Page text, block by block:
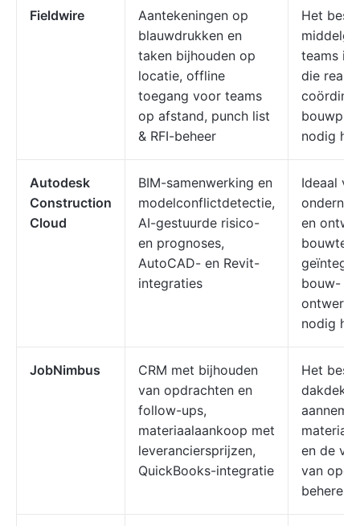
Fieldwire
Aantekeningen op
blauwdrukken en
taken bijhouden op
locatie, offline
toegang voor teams
op afstand, punch list
& RFI-beheer
Het
teams in
die
nodig
Autodesk
Construction
Cloud
BIM-samenwerking en
modelconflictdetectie,
AI-gestuurde risico-
en prognoses,
AutoCAD- en Revit-
integraties
Ideaal
en
bouw- en
nodig
JobNimbus
CRM met bijhouden
van opdrachten en
follow-ups,
materiaalaankoop met
leveranciersprijzen,
QuickBooks-integratie
Het
en de
van
beheren